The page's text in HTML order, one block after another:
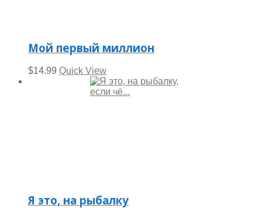
Мой первый миллион
$14.99 Quick View
Я это, на рыбалку